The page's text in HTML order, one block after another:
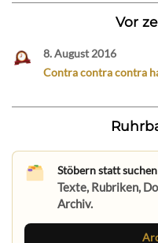
Vor
8. August 2016
Contra contra contra
Stöbern statt suchen
Texte, Rubriken,
Archiv.